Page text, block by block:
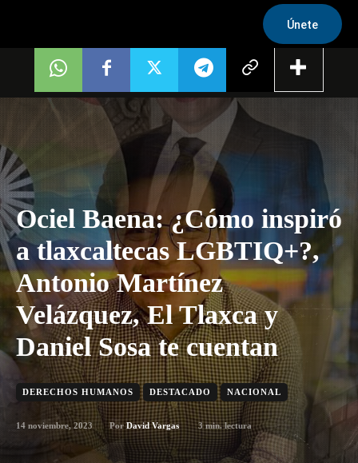
Únete
Ociel Baena: ¿Cómo inspiró
a tlaxcaltecas LGBTIQ+?,
Antonio Martínez
Velázquez, El Tlaxca y
Daniel Sosa te cuentan
DERECHOS HUMANOS DESTACADO NACIONAL
14 noviembre, 2023 Por David Vargas 3min. lectura